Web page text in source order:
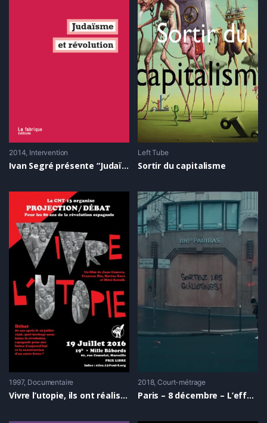
2014 Intervention
Ivan Segré présente “Judaïsme et révolution”
Left Tube
Sortir du capitalisme
1997 Documentaire
Vivre l’utopie, ils ont réalisé l’anarchisme
2018 Court-métrage
Paris – 8 décembre – L’effondrement approche